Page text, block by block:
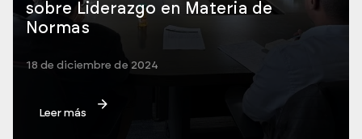
sobre Liderazgo en Materia de
Normas
18 de diciembre de 2024
Leer más